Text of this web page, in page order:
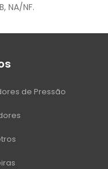
NA/NF.
de Pressão